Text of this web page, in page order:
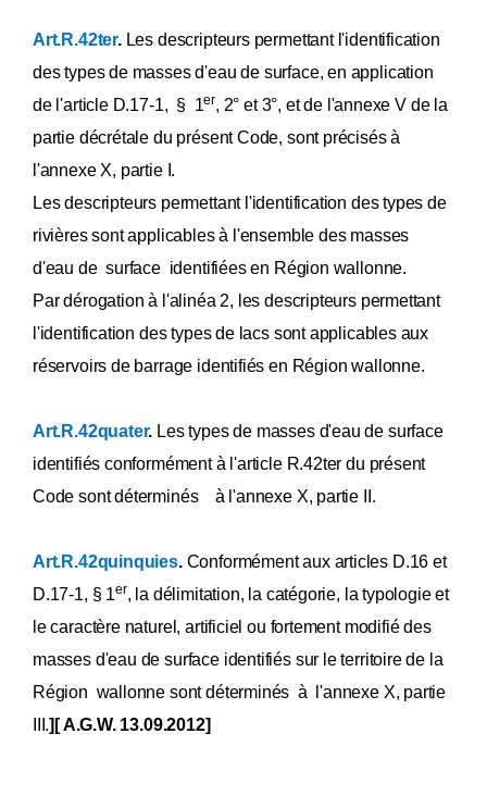
Art.R.42ter. Les descripteurs permettant l'identification
des types de masses d'eau de surface, en application
de l'article D.17-1, § 1er, 2° et 3°, et de l'annexe V de la
partie décrétale du présent Code, sont précisés à
l'annexe X, partie I.
Les descripteurs permettant l'identification des types de
rivières sont applicables à l'ensemble des masses
d'eau de surface identifiées en Région wallonne.
Par dérogation à l'alinéa 2, les descripteurs permettant
l'identification des types de lacs sont applicables aux
réservoirs de barrage identifiés en Région wallonne.
Art.R.42quater. Les types de masses d'eau de surface
identifiés conformément à l'article R.42ter du présent
Code sont déterminés à l'annexe X, partie II.
Art.R.42quinquies. Conformément aux articles D.16 et
D.17-1, § 1er, la délimitation, la catégorie, la typologie et
le caractère naturel, artificiel ou fortement modifié des
masses d'eau de surface identifiés sur le territoire de la
Région wallonne sont déterminés à l'annexe X, partie
III.][ A.G.W. 13.09.2012]